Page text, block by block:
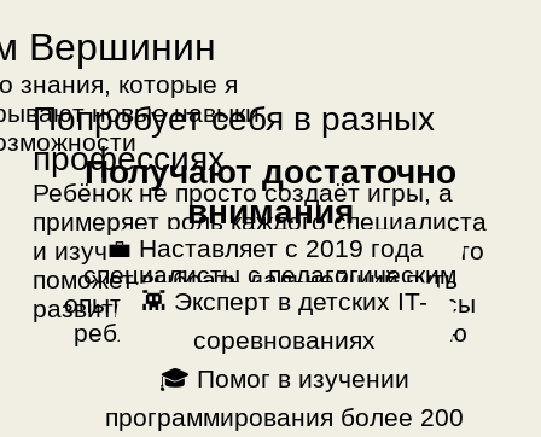
поможет выбрать дальнейший путь
развития.
опытом: они отвечают на вопросы
ребят и бережно дают обратную
связь.
👾️ Эксперт в детских IT-
соревнованиях
🎓 Помог в изучении
программирования более 200
детей
💥 Автор курсов по
программированию
💻️ Создал курс по разработке игр в
Unity
🤖️ Имеет инженерное и
педагогическое
образование